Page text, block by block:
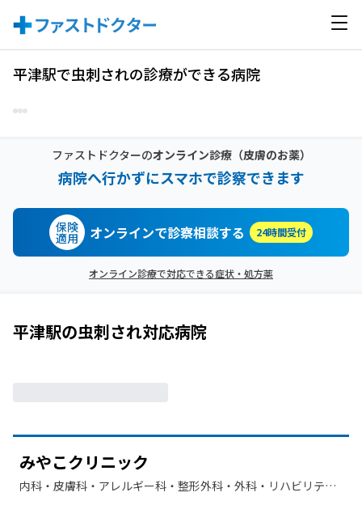
平津駅で虫刺されの診療ができる病院
ファストドクターのオンライン診療（皮膚のお薬）
病院へ行かずにスマホで診察できます
保険
適用 オンラインで診察相談する 24時間受付
オンライン診療で対応できる症状・処方薬
平津駅の虫刺され対応病院
みやこクリニック
内科・​皮膚科・​アレルギー科・​整形外科・​外科・​リハビリテー